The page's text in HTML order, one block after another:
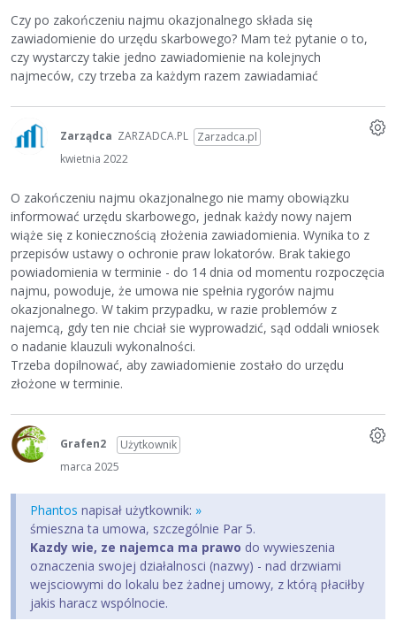
Czy po zakończeniu najmu okazjonalnego składa się
zawiadomienie do urzędu skarbowego? Mam też pytanie o to,
czy wystarczy takie jedno zawiadomienie na kolejnych
najmeców, czy trzeba za każdym razem zawiadamiać
Zarządca Zarzadca.pl
ZARZADCA.PL
kwietnia 2022
O zakończeniu najmu okazjonalnego nie mamy obowiązku
informować urzędu skarbowego, jednak każdy nowy najem
wiąże się z koniecznością złożenia zawiadomienia. Wynika to z
przepisów ustawy o ochronie praw lokatorów. Brak takiego
powiadomienia w terminie - do 14 dnia od momentu rozpoczęcia
najmu, powoduje, że umowa nie spełnia rygorów najmu
okazjonalnego. W takim przypadku, w razie problemów z
najemcą, gdy ten nie chciał sie wyprowadzić, sąd oddali wniosek
o nadanie klauzuli wykonalności.
Trzeba dopilnować, aby zawiadomienie zostało do urzędu
złożone w terminie.
Grafen2
Użytkownik
marca 2025
Phantos napisał użytkownik: »
śmieszna ta umowa, szczególnie Par 5.
Kazdy wie, ze najemca ma prawo do wywieszenia
oznaczenia swojej działalnosci (nazwy) - nad drzwiami
wejsciowymi do lokalu bez żadnej umowy, z którą płaciłby
jakis haracz wspólnocie.